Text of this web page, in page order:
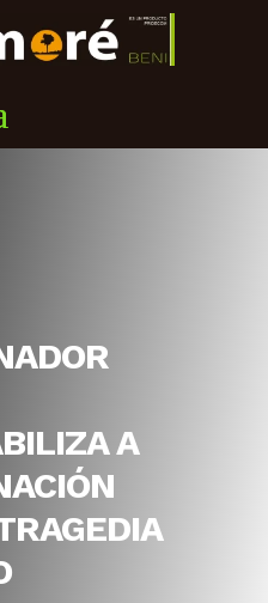
A